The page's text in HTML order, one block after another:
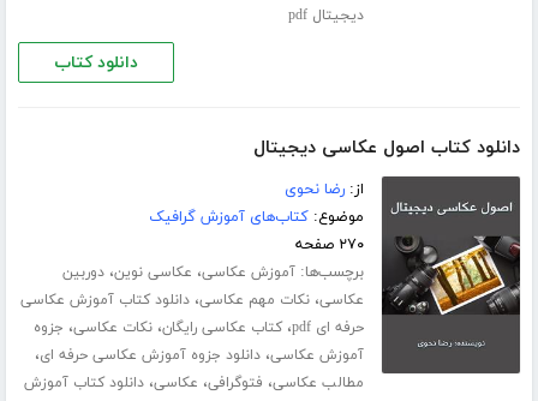
دیجیتال pdf
دانلود کتاب
دانلود کتاب اصول عکاسی دیجیتال
از:رضا نحوی
موضوع:کتاب‌های آموزش گرافیک
۲۷۰ صفحه
برچسب‌ها:آموزش عکاسی، عکاسی نوین،دوربین
عکاسی،نکات مهم عکاسی،دانلود کتاب آموزش عکاسی
حرفه ای pdf
،کتاب عکاسی رایگان،نکات عکاسی، جزوه
آموزش عکاسی،دانلود جزوه آموزش عکاسی حرفه ای،
مطالب عکاسی، فتوگرافی، عکاسی،دانلود کتاب آموزش